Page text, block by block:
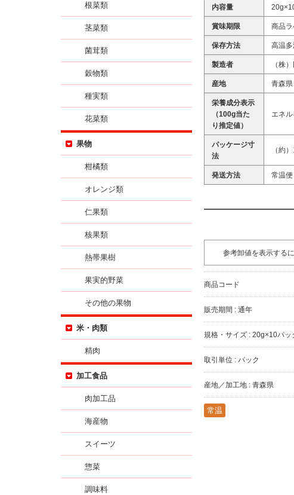
内容量
賞味期限 商品
保存方法 高温多
製造者 （株
産地 青森県
栄養成分表示
（100g当た
り推定値）
エネ
パッケージ寸
法
（約
発送方法 常温便
参考卸値を表示するに
商品コード
販売期間 : 通年
規格・サイズ : 20g×10パッ
取引単位 : パック
産地／加工地 : 青森県
常温
根菜類
茎菜類
菌茸類
穀物類
種実類
花菜類
果物
柑橘類
オレンジ類
仁果類
核果類
熱帯果樹
果実的野菜
その他の果物
米・肉類
精肉
加工食品
肉加工品
海産物
スイーツ
惣菜
調味料